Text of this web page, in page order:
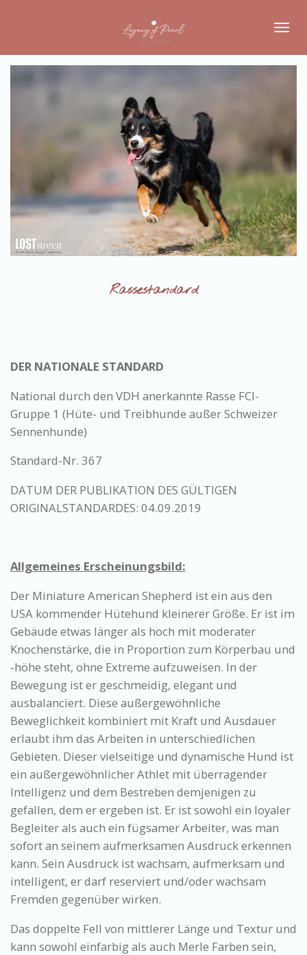
Rassestandard
DER NATIONALE STANDARD
National durch den VDH anerkannte Rasse FCI-
Gruppe 1 (Hüte- und Treibhunde außer Schweizer
Sennenhunde)
Standard-Nr. 367
DATUM DER PUBLIKATION DES GÜLTIGEN
ORIGINALSTANDARDES: 04.09.2019
Allgemeines Erscheinungsbild:
Der Miniature American Shepherd ist ein aus den
USA kommender Hütehund kleinerer Größe. Er ist im
Gebäude etwas länger als hoch mit moderater
Knochenstärke, die in Proportion zum Körperbau und
-höhe steht, ohne Extreme aufzuweisen. In der
Bewegung ist er geschmeidig, elegant und
ausbalanciert. Diese außergewöhnliche
Beweglichkeit kombiniert mit Kraft und Ausdauer
erlaubt ihm das Arbeiten in unterschiedlichen
Gebieten. Dieser vielseitige und dynamische Hund ist
ein außergewöhnlicher Athlet mit überragender
Intelligenz und dem Bestreben demjenigen zu
gefallen, dem er ergeben ist. Er ist sowohl ein loyaler
Begleiter als auch ein fügsamer Arbeiter, was man
sofort an seinem aufmerksamen Ausdruck erkennen
kann. Sein Ausdruck ist wachsam, aufmerksam und
intelligent, er darf reserviert und/oder wachsam
Fremden gegenüber wirken.
Das doppelte Fell von mittlerer Länge und Textur und
kann sowohl einfarbig als auch Merle Farben sein,